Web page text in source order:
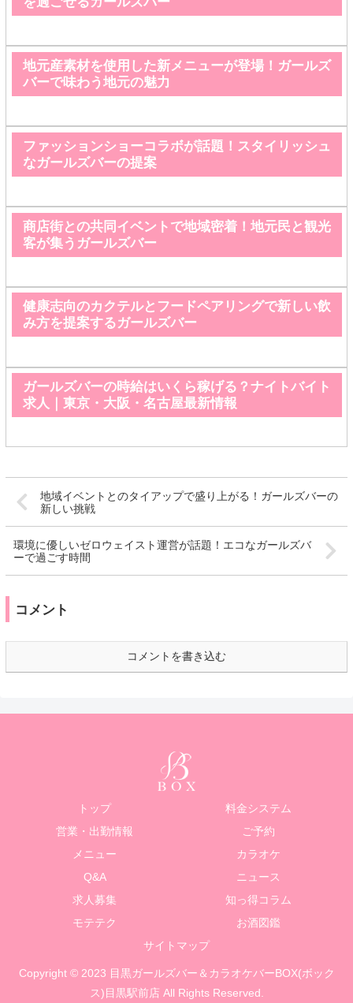
地元産素材を使用した新メニューが登場！ガールズ
バーで味わう地元の魅力
ファッションショーコラボが話題！スタイリッシュ
なガールズバーの提案
商店街との共同イベントで地域密着！地元民と観光
客が集うガールズバー
健康志向のカクテルとフードペアリングで新しい飲
み方を提案するガールズバー
ガールズバーの時給はいくら稼げる？ナイトバイト
求人｜東京・大阪・名古屋最新情報
地域イベントとのタイアップで盛り上がる！ガールズバーの
新しい挑戦
環境に優しいゼロウェイスト運営が話題！エコなガールズバ
ーで過ごす時間
コメント
コメントを書き込む
トップ
料金システム
営業・出勤情報
ご予約
メニュー
カラオケ
Q&A
ニュース
求人募集
知っ得コラム
モテテク
お酒図鑑
サイトマップ
Copyright © 2023 目黒ガールズバー＆カラオケバーBOX(ボック
ス)目黒駅前店 All Rights Reserved.